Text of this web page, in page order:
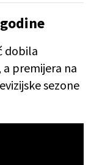
dobila
premijera na
sezone